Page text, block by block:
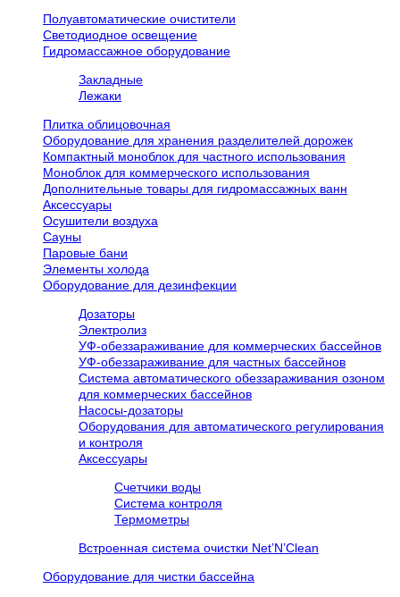
Полуавтоматические очистители
Светодиодное освещение
Гидромассажное оборудование
Закладные
Лежаки
Плитка облицовочная
Оборудование для хранения разделителей дорожек
Компактный моноблок для частного использования
Моноблок для коммерческого использования
Дополнительные товары для гидромассажных ванн
Аксессуары
Осушители воздуха
Сауны
Паровые бани
Элементы холода
Оборудование для дезинфекции
Дозаторы
Электролиз
УФ-обеззараживание для коммерческих бассейнов
УФ-обеззараживание для частных бассейнов
Система автоматического обеззараживания озоном
для коммерческих бассейнов
Насосы-дозаторы
Оборудования для автоматического регулирования
и контроля
Аксессуары
Счетчики воды
Система контроля
Термометры
Встроенная система очистки Net’N’Clean
Оборудование для чистки бассейна